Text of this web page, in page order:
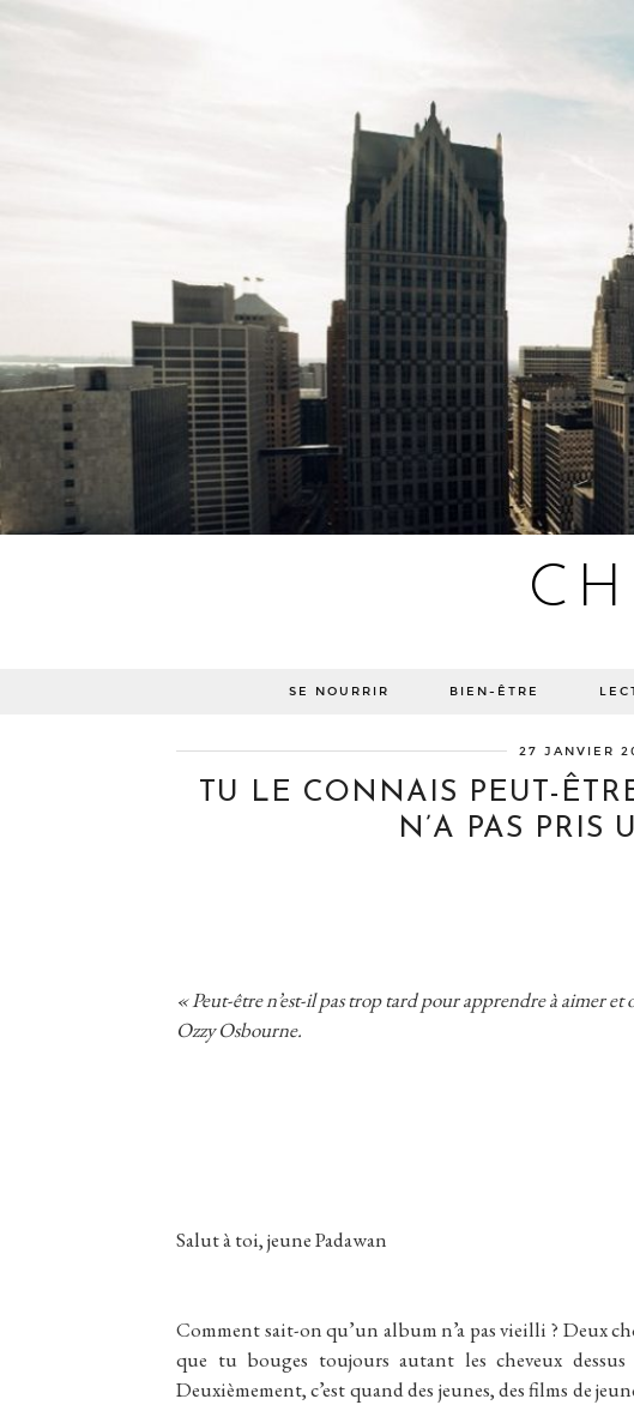
SE NOURRIR BIEN-ÊTRE
27 JANVIER
TU LE CONNAIS PEUT-
N’A PAS PRIS
« Peut-être n’est-il pas trop tard pour apprendre à aimer
Ozzy Osbourne.
Salut à toi, jeune Padawan
Comment sait-on qu’un album n’a pas vieilli ? Deux
que tu bouges toujours autant les cheveux
Deuxièmement, c’est quand des jeunes, des films de